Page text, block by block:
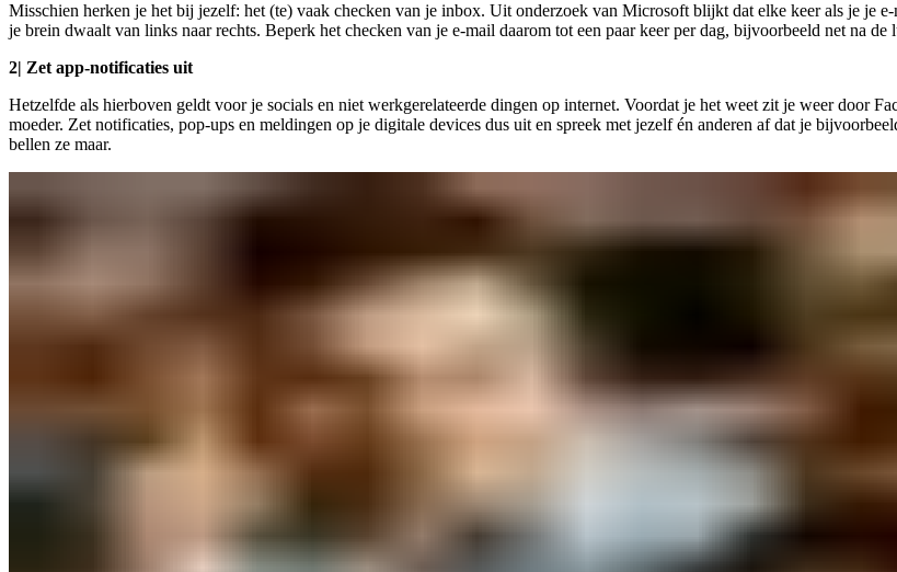
Misschien herken je het bij jezelf: het (te) vaak checken van je inbox. Uit onderzoek van Microsoft blijkt dat elke keer als je je
je brein dwaalt van links naar rechts. Beperk het checken van je e-mail daarom tot een paar keer per dag, bijvoorbeeld net na de
2| Zet app-notificaties uit
Hetzelfde als hierboven geldt voor je socials en niet werkgerelateerde dingen op internet. Voordat je het weet zit je weer door
moeder. Zet notificaties, pop-ups en meldingen op je digitale devices dus uit en spreek met jezelf én anderen af dat je
bellen ze maar.